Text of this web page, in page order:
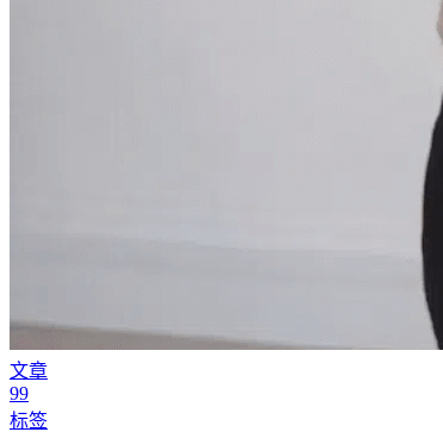
文章
99
标签